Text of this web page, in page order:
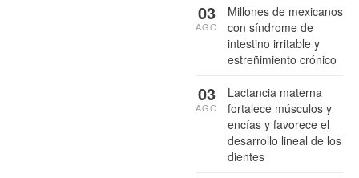
Millones de mexicanos
con síndrome de
intestino irritable y
estreñimiento crónico
03
AGO
Lactancia materna
fortalece músculos y
encías y favorece el
desarrollo lineal de los
dientes
03
AGO